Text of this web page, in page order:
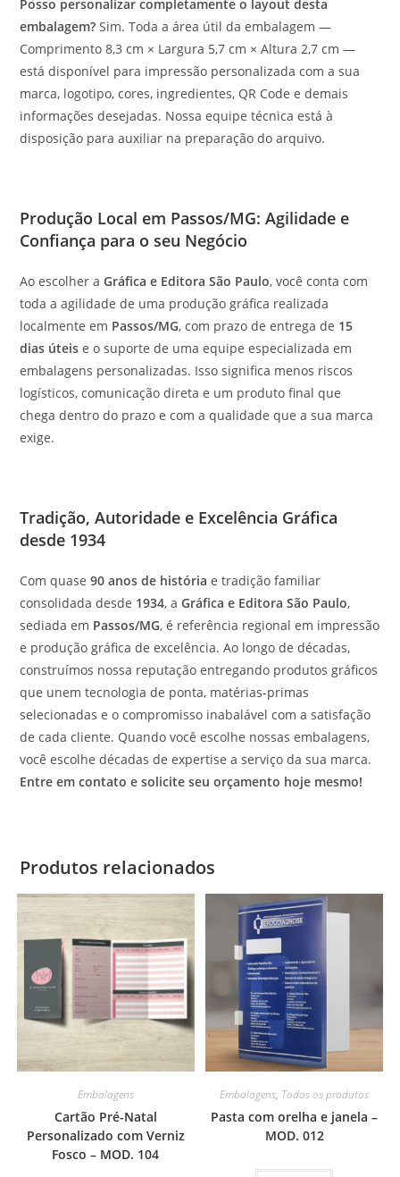
Posso personalizar completamente o layout desta
embalagem? Sim. Toda a área útil da embalagem —
Comprimento 8,3 cm × Largura 5,7 cm × Altura 2,7 cm —
está disponível para impressão personalizada com a sua
marca, logotipo, cores, ingredientes, QR Code e demais
informações desejadas. Nossa equipe técnica está à
disposição para auxiliar na preparação do arquivo.
Produção Local em Passos/MG: Agilidade e
Confiança para o seu Negócio
Ao escolher aGráfica e Editora São Paulo, você conta com
toda a agilidade de uma produção gráfica realizada
localmente em Passos/MG, com prazo de entrega de 15
dias úteis e o suporte de uma equipe especializada em
embalagens personalizadas. Isso significa menos riscos
logísticos, comunicação direta e um produto final que
chega dentro do prazo e com a qualidade que a sua marca
exige.
Tradição, Autoridade e Excelência Gráfica
desde 1934
Com quase90 anos de história e tradição familiar
consolidada desde 1934, aGráfica e Editora São Paulo,
sediada em Passos/MG, é referência regional em impressão
e produção gráfica de excelência. Ao longo de décadas,
construímos nossa reputação entregando produtos gráficos
que unem tecnologia de ponta, matérias-primas
selecionadas e o compromisso inabalável com a satisfação
de cada cliente. Quando você escolhe nossas embalagens,
você escolhe décadas de expertise a serviço da sua marca.
Entre em contato e solicite seu orçamento hoje mesmo!
Produtos relacionados
Embalagens
Cartão Pré-Natal
Personalizado com Verniz
Fosco – MOD. 104
Embalagens, Todos os produtos
Pasta com orelha e janela –
MOD. 012